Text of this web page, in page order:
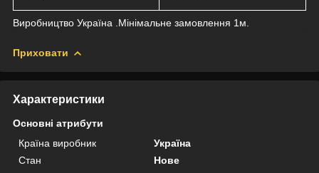
Виробництво Україна .Мінімальне замовлення 1м.
Приховати
Характеристики
Основні атрибути
Країна виробник
Україна
Стан
Нове